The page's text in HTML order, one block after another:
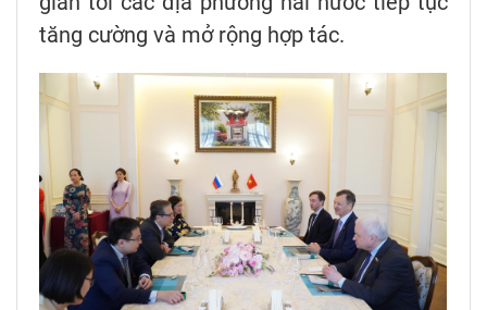
tăng cường và mở rộng hợp tác.